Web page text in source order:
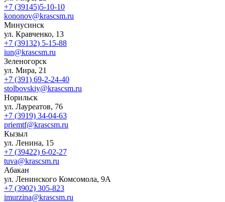
+7 (39145)5-10-10
kononov@krascsm.ru
Минусинск
ул. Кравченко, 13
+7 (39132) 5-15-88
iun@krascsm.ru
Зеленогорск
ул. Мира, 21
+7 (391) 69-2-24-40
stolbovskiy@krascsm.ru
Норильск
ул. Лауреатов, 76
+7 (3919) 34-04-63
priemtf@krascsm.ru
Кызыл
ул. Ленина, 15
+7 (39422) 6-02-27
tuva@krascsm.ru
Абакан
ул. Ленинского Комсомола, 9А
+7 (3902) 305-823
imurzina@krascsm.ru